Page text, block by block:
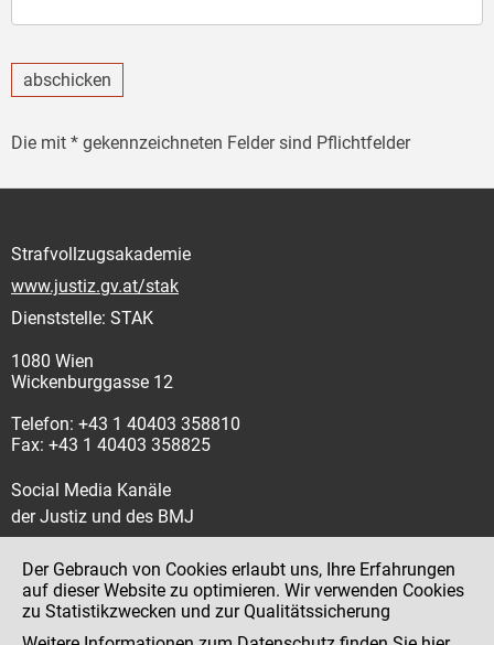
abschicken
Die mit * gekennzeichneten Felder sind Pflichtfelder
Strafvollzugsakademie
www.justiz.gv.at/stak
Dienststelle: STAK
1080 Wien
Wickenburggasse 12
Telefon: +43 1 40403 358810
Fax: +43 1 40403 358825
Social Media Kanäle
der Justiz und des BMJ
Impressum
Der Gebrauch von Cookies erlaubt uns, Ihre Erfahrungen
auf dieser Website zu optimieren. Wir verwenden Cookies
zu Statistikzwecken und zur Qualitätssicherung